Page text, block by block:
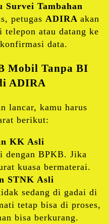
Survei Tambahan
petugas ADIRA akan
telepon atau datang ke
data.
Mobil Tanpa BI
ADIRA
lancar, kamu harus
berikut:
KK Asli
dengan BPKB. Jika
kuasa bermaterai.
STNK Asli
sedang di gadai di
tetap bisa di proses,
bisa berkurang.